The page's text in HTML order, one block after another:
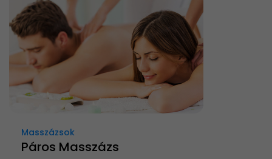
Masszázsok
Páros Masszázs